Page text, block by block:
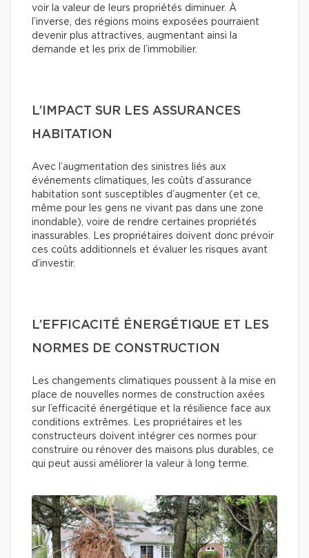
voir la valeur de leurs propriétés diminuer. À
l’inverse, des régions moins exposées pourraient
devenir plus attractives, augmentant ainsi la
demande et les prix de l’immobilier.
L’IMPACT SUR LES ASSURANCES
HABITATION
Avec l’augmentation des sinistres liés aux
événements climatiques, les coûts d’assurance
habitation sont susceptibles d’augmenter (et ce,
même pour les gens ne vivant pas dans une zone
inondable), voire de rendre certaines propriétés
inassurables. Les propriétaires doivent donc prévoir
ces coûts additionnels et évaluer les risques avant
d’investir.
L’EFFICACITÉ ÉNERGÉTIQUE ET LES
NORMES DE CONSTRUCTION
Les changements climatiques poussent à la mise en
place de nouvelles normes de construction axées
sur l’efficacité énergétique et la résilience face aux
conditions extrêmes. Les propriétaires et les
constructeurs doivent intégrer ces normes pour
construire ou rénover des maisons plus durables, ce
qui peut aussi améliorer la valeur à long terme.